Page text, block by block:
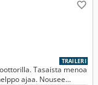
TRAILERI
Tasaista menoa
Nousee